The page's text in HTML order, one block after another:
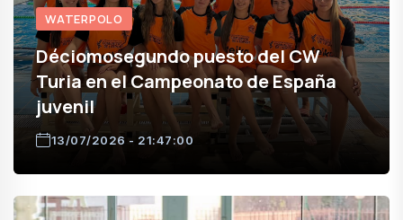
WATERPOLO
Déciomosegundo puesto del CW
Turia en el Campeonato de España
juvenil
13/07/2026 - 21:47:00